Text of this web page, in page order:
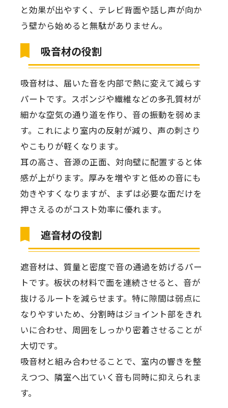
と効果が出やすく、テレビ背面や話し声が向か
う壁から始めると無駄がありません。
吸音材の役割
吸音材は、届いた音を内部で熱に変えて減らす
パートです。スポンジや繊維などの多孔質材が
細かな空気の通り道を作り、音の振動を弱めま
す。これにより室内の反射が減り、声の刺さり
やこもりが軽くなります。
耳の高さ、音源の正面、対向壁に配置すると体
感が上がります。厚みを増やすと低めの音にも
効きやすくなりますが、まずは必要な面だけを
押さえるのがコスト効率に優れます。
遮音材の役割
遮音材は、質量と密度で音の通過を妨げるパー
トです。板状の材料で面を連続させると、音が
抜けるルートを減らせます。特に隙間は弱点に
なりやすいため、分割時はジョイント部をきれ
いに合わせ、周囲をしっかり密着させることが
大切です。
吸音材と組み合わせることで、室内の響きを整
えつつ、隣室へ出ていく音も同時に抑えられま
す。